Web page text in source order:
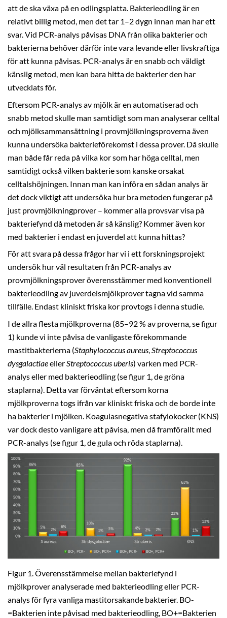
att de ska växa på en odlingsplatta. Bakterieodling är en
relativt billig metod, men det tar 1–2 dygn innan man har ett
svar. Vid PCR-analys påvisas DNA från olika bakterier och
bakterierna behöver därför inte vara levande eller livskraftiga
för att kunna påvisas. PCR-analys är en snabb och väldigt
känslig metod, men kan bara hitta de bakterier den har
utvecklats för.
Eftersom PCR-analys av mjölk är en automatiserad och
snabb metod skulle man samtidigt som man analyserar celltal
och mjölksammansättning i provmjölkningsproverna även
kunna undersöka bakterieförekomst i dessa prover. Då skulle
man både får reda på vilka kor som har höga celltal, men
samtidigt också vilken bakterie som kanske orsakat
celltalshöjningen. Innan man kan införa en sådan analys är
det dock viktigt att undersöka hur bra metoden fungerar på
just provmjölkningprover – kommer alla provsvar visa på
bakteriefynd då metoden är så känslig? Kommer även kor
med bakterier i endast en juverdel att kunna hittas?
För att svara på dessa frågor har vi i ett forskningsprojekt
undersök hur väl resultaten från PCR-analys av
provmjölkningsprover överensstämmer med konventionell
bakterieodling av juverdelsmjölkprover tagna vid samma
tillfälle. Endast kliniskt friska kor provtogs i denna studie.
I de allra flesta mjölkproverna (85–92 % av proverna, se figur
1) kunde vi inte påvisa de vanligaste förekommande
mastitbakterierna (Staphylococcus aureus,Streptococcus
dysgalactiaeellerStreptococcus uberis) varken med PCR-
analys eller med bakterieodling (se figur 1, de gröna
staplarna). Detta var förväntat eftersom korna
mjölkproverna togs ifrån var kliniskt friska och de borde inte
ha bakterier i mjölken. Koagulasnegativa stafylokocker (KNS)
var dock desto vanligare att påvisa, men då framförallt med
PCR-analys (se figur 1, de gula och röda staplarna).
Figur 1. Överensstämmelse mellan bakteriefynd i
mjölkprover analyserade med bakterieodling eller PCR-
analys för fyra vanliga mastitorsakande bakterier. BO-
=Bakterien inte påvisad med bakterieodling, BO+=Bakterien